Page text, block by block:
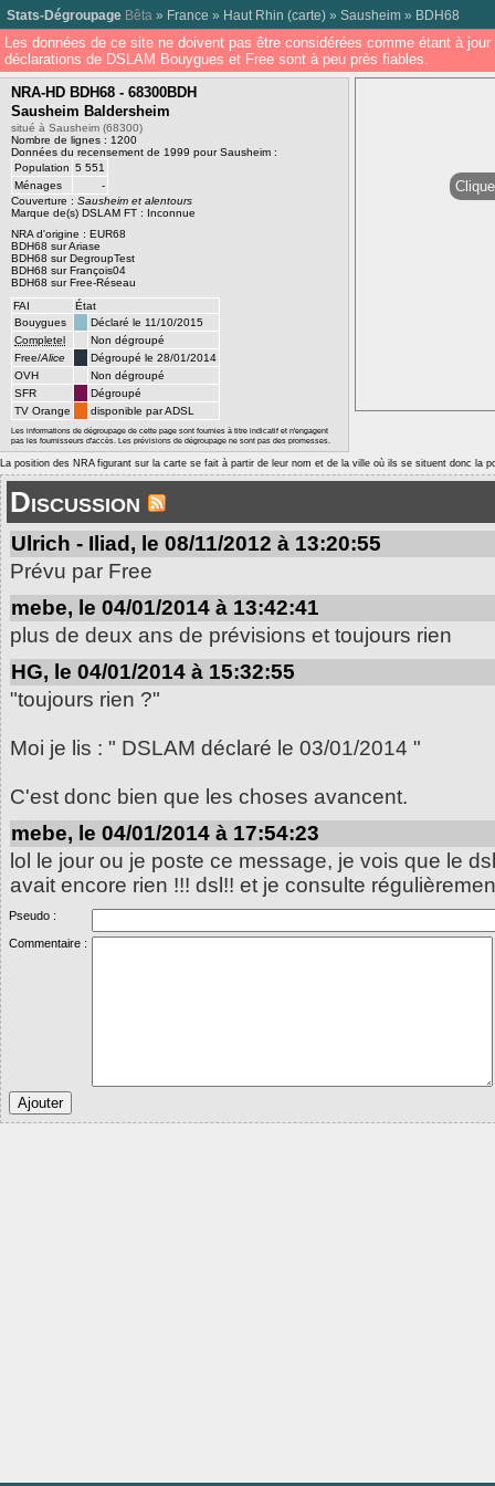
Stats-Dégroupage Bêta » France » Haut Rhin (carte) » Sausheim » BDH68
Les données de ce site ne doivent pas être considérées comme étant à
déclarations de DSLAM Bouygues et Free sont à peu près fiables.
NRA-HD BDH68 - 68300BDH
Sausheim Baldersheim
situé à Sausheim (68300)
Nombre de lignes : 1200
Données du recensement de 1999 pour Sausheim :
Population 5 551
Ménages
-
Couverture : Sausheim et alentours
Marque de(s) DSLAM FT : Inconnue
NRA d'origine : EUR68
BDH68 sur Ariase
BDH68 sur DegroupTest
BDH68 sur François04
BDH68 sur Free-Réseau
FAI
État
Bouygues
Déclaré le 11/10/2015
Completel
Non dégroupé
Free/Alice
Dégroupé le 28/01/2014
OVH
Non dégroupé
SFR
Dégroupé
TV Orange
disponible par ADSL
Les informations de dégroupage de cette page sont fournies à titre indicatif et n'engagent
pas les fournisseurs d'accès. Les prévisions de dégroupage ne sont pas des promesses.
La position des NRA figurant sur la carte se fait à partir de leur nom et de la ville où ils se situent donc la
Discussion
Ulrich - Iliad, le 08/11/2012 à 13:20:55
Prévu par Free
mebe, le 04/01/2014 à 13:42:41
plus de deux ans de prévisions et toujours rien
HG, le 04/01/2014 à 15:32:55
"toujours rien ?"
Moi je lis : " DSLAM déclaré le 03/01/2014 "
C'est donc bien que les choses avancent.
mebe, le 04/01/2014 à 17:54:23
lol le jour ou je poste ce message, je vois que le
avait encore rien !!! dsl!! et je consulte
Pseudo :
Commentaire :